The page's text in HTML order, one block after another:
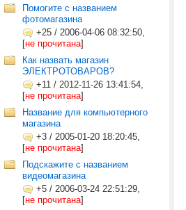
Помогите с названием
фотомагазина
+25 / 2006-04-06 08:32:50,
[не прочитана]
Как назвать магазин
ЭЛЕКТРОТОВАРОВ?
+11 / 2012-11-26 13:41:54,
[не прочитана]
Название для компьютерного
магазина
+3 / 2005-01-20 18:20:45,
[не прочитана]
Подскажите с названием
видеомагазина
+5 / 2006-03-24 22:51:29,
[не прочитана]